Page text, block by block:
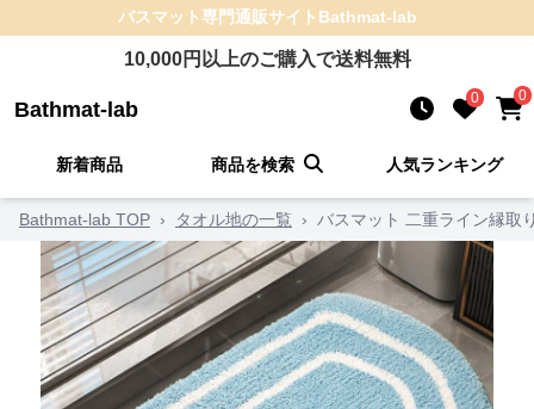
バスマット専門通販サイト Bathmat-lab
10,000円以上のご購入で送料無料
Bathmat-lab 0 0
新着商品 商品を検索 人気ランキング
Bathmat-lab TOP › タオル地の一覧 › バスマット 二重ライン縁